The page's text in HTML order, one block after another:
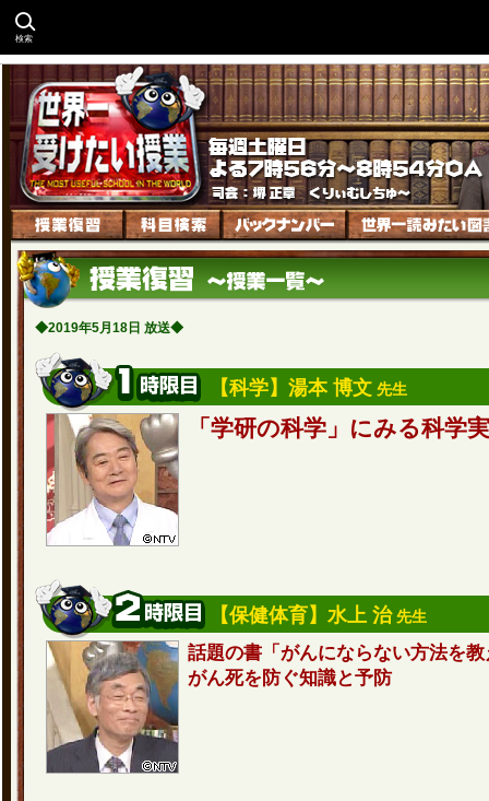
検索
◆2019年5月18日 放送◆
【科学】湯本 博文 先生
「学研の科学」にみる科学
【保健体育】水上 治先生
話題の書「がんにならない方法を
がん死を防ぐ知識と予防